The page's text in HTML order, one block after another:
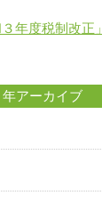
３年度税制改正」
年アーカイブ